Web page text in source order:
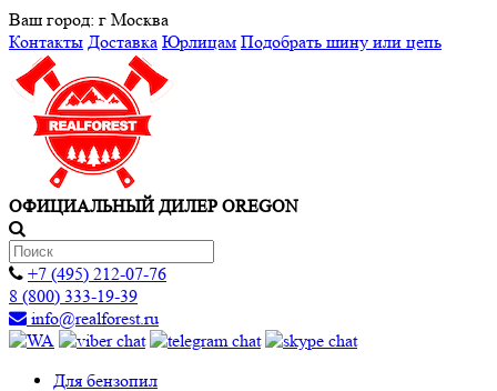
Ваш город: г Москва
Контакты Доставка Юрлицам Подобрать шину или цепь
ОФИЦИАЛЬНЫЙ ДИЛЕР OREGON
+7 (495) 212-07-76
8 (800) 333-19-39
info@realforest.ru
Для бензопил